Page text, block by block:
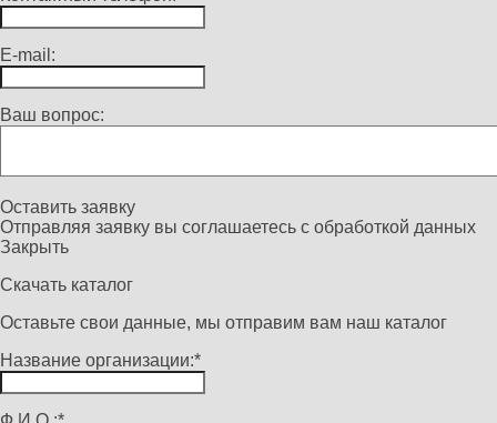
E-mail:
Ваш вопрос:
Оставить заявку
Отправляя заявку вы соглашаетесь с обработкой данных
Закрыть
Скачать каталог
Оставьте свои данные, мы отправим вам наш каталог
Название организации:*